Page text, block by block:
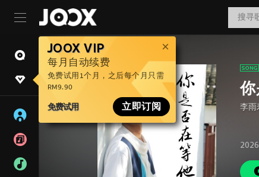
JOOX VIP
每月自动续费
免费试用1个月，之后每个月只需
RM9.90
免费试用 立即订阅 李雨